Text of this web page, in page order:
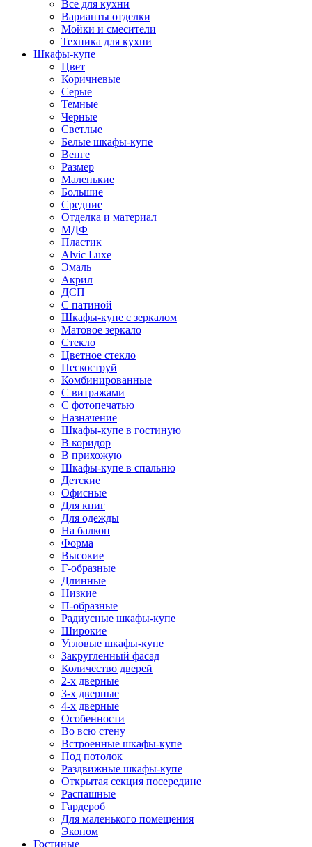
Все для кухни
Варианты отделки
Мойки и смесители
Техника для кухни
Шкафы-купе
Цвет
Коричневые
Серые
Темные
Черные
Светлые
Белые шкафы-купе
Венге
Размер
Маленькие
Большие
Средние
Отделка и материал
МДФ
Пластик
Alvic Luxe
Эмаль
Акрил
ДСП
С патиной
Шкафы-купе с зеркалом
Матовое зеркало
Стекло
Цветное стекло
Пескоструй
Комбинированные
С витражами
С фотопечатью
Назначение
Шкафы-купе в гостиную
В коридор
В прихожую
Шкафы-купе в спальню
Детские
Офисные
Для книг
Для одежды
На балкон
Форма
Высокие
Г-образные
Длинные
Низкие
П-образные
Радиусные шкафы-купе
Широкие
Угловые шкафы-купе
Закругленный фасад
Количество дверей
2-х дверные
3-х дверные
4-х дверные
Особенности
Во всю стену
Встроенные шкафы-купе
Под потолок
Раздвижные шкафы-купе
Открытая секция посередине
Распашные
Гардероб
Для маленького помещения
Эконом
Гостиные